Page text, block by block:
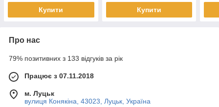
Купити Купити
Про нас
79% позитивних з 133 відгуків за рік
Працює з 07.11.2018
м. Луцьк
вулиця Конякіна, 43023, Луцьк, Україна